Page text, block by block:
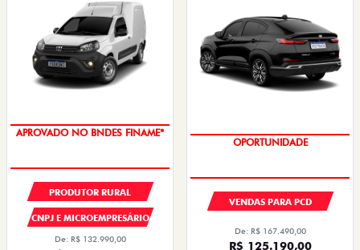
APROVADO NO BNDES FINAME*
PRODUTOR RURAL
CNPJ E MICROEMPRESÁRIO
De: R$ 132.990,00
OPORTUNIDADE
VENDAS PARA PCD
De: R$ 167.490,00
R$ 125.190,00